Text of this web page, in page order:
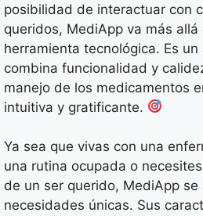
posibilidad de interactuar con
queridos, MediApp va más
herramienta tecnológica. Es
combina funcionalidad y
manejo de los medicamentos
intuitiva y gratificante.
Ya sea que vivas con una
una rutina ocupada o
de un ser querido, MediApp
necesidades únicas. Sus